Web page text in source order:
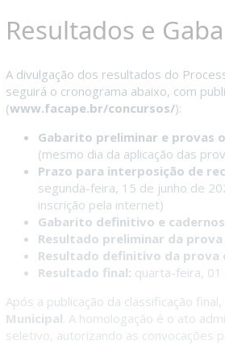
Resultados e
A divulgação dos resultados do
seguirá o cronograma abaixo, com
(www.facape.br/concursos/):
Gabarito preliminar e provas
(mesmo dia da aplicação das
Prazo para interposição de
segunda-feira, 15 de junho de
inscrição pela internet)
Gabarito definitivo e
Resultado preliminar da
Resultado definitivo da prova
Resultado final: quarta-feira,
Após a publicação da classificação
Municipal . A homologação é o ato
seletivo, autorizando as convocações